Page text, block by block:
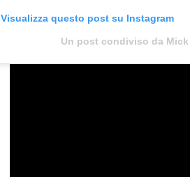
Visualizza questo post su Instagram
Un post condiviso da